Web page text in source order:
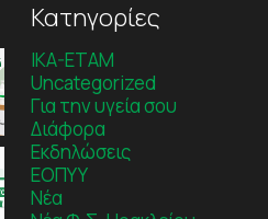
Κατηγορίες
IKA-ETAM
Uncategorized
Για την υγεία σου
Διάφορα
Εκδηλώσεις
ΕΟΠΥΥ
Νέα